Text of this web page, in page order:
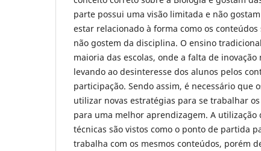
parte possui uma visão limitada e não
estar relacionado à forma como os
não gostem da disciplina. O ensino
maioria das escolas, onde a falta de
levando ao desinteresse dos alunos pelos
participação. Sendo assim, é necessário que
utilizar novas estratégias para se trabalhar
para uma melhor aprendizagem. A utilização
técnicas são vistos como o ponto de partida
trabalha com os mesmos conteúdos, porém